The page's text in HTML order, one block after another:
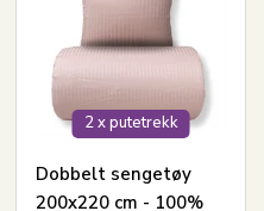
2 x putetrekk
Dobbelt sengetøy
200x220 cm - 100%